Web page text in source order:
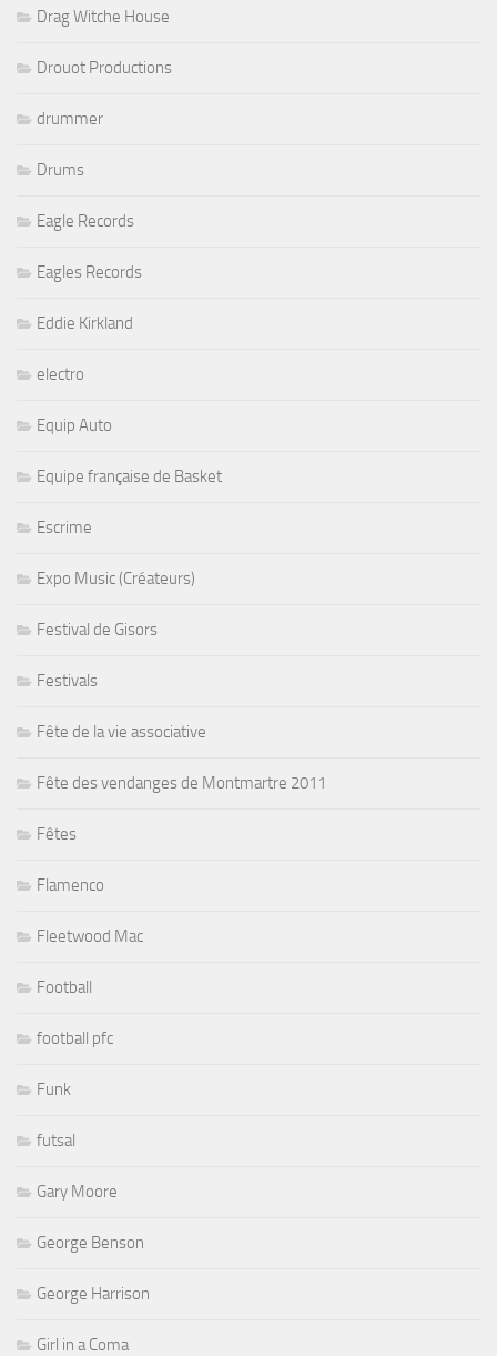
Drag Witche House
Drouot Productions
drummer
Drums
Eagle Records
Eagles Records
Eddie Kirkland
electro
Equip Auto
Equipe française de Basket
Escrime
Expo Music (Créateurs)
Festival de Gisors
Festivals
Fête de la vie associative
Fête des vendanges de Montmartre 2011
Fêtes
Flamenco
Fleetwood Mac
Football
football pfc
Funk
futsal
Gary Moore
George Benson
George Harrison
Girl in a Coma